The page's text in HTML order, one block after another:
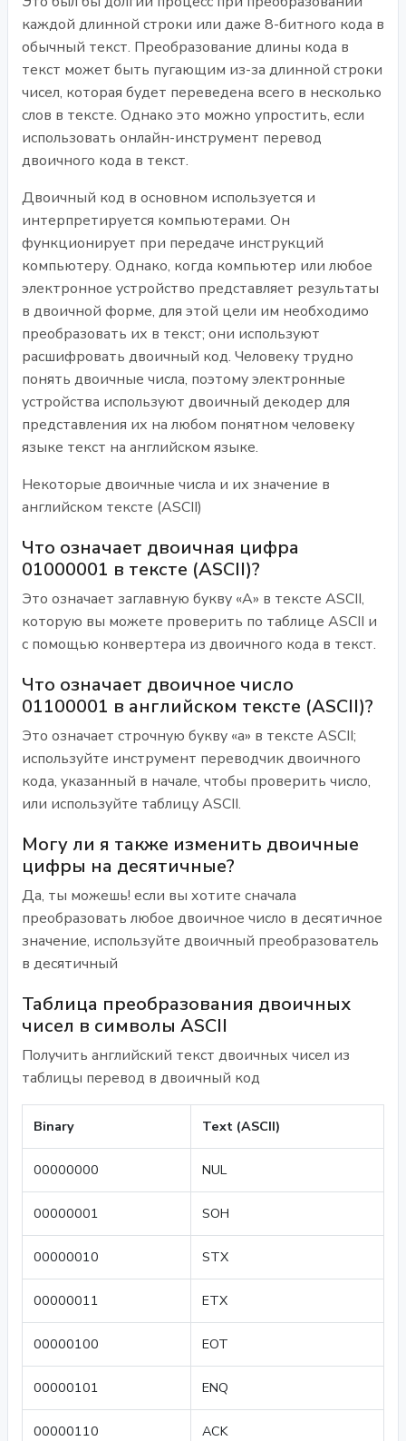
каждой длинной строки или даже 8-битного кода в
обычный текст. Преобразование длины кода в
текст может быть пугающим из-за длинной строки
чисел, которая будет переведена всего в несколько
слов в тексте. Однако это можно упростить, если
использовать онлайн-инструмент перевод
двоичного кода в текст.
Двоичный код в основном используется и
интерпретируется компьютерами. Он
функционирует при передаче инструкций
компьютеру. Однако, когда компьютер или любое
электронное устройство представляет результаты
в двоичной форме, для этой цели им необходимо
преобразовать их в текст; они используют
расшифровать двоичный код. Человеку трудно
понять двоичные числа, поэтому электронные
устройства используют двоичный декодер для
представления их на любом понятном человеку
языке текст на английском языке.
Некоторые двоичные числа и их значение в
английском тексте (ASCII)
Что означает двоичная цифра
01000001 в тексте (ASCII)?
Это означает заглавную букву «A» в тексте ASCII,
которую вы можете проверить по таблице ASCII и
с помощью конвертера из двоичного кода в текст.
Что означает двоичное число
01100001 в английском тексте (ASCII)?
Это означает строчную букву «а» в тексте ASCII;
используйте инструмент переводчик двоичного
кода, указанный в начале, чтобы проверить число,
или используйте таблицу ASCII.
Могу ли я также изменить двоичные
цифры на десятичные?
Да, ты можешь! если вы хотите сначала
преобразовать любое двоичное число в десятичное
значение, используйте двоичный преобразователь
в десятичный
Таблица преобразования двоичных
чисел в символы ASCII
Получить английский текст двоичных чисел из
таблицы перевод в двоичный код
Binary Text (ASCII)
00000000 NUL
00000001 SOH
00000010 STX
00000011 ETX
00000100 EOT
00000101 ENQ
00000110 ACK